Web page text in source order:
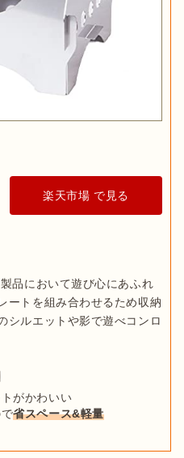
楽天市場 で見る
ートを組み合わせるため収納
シルエットや影で遊べコンロ
がかわいい
省スペース&軽量